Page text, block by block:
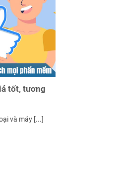
tốt, tương
và máy [...]